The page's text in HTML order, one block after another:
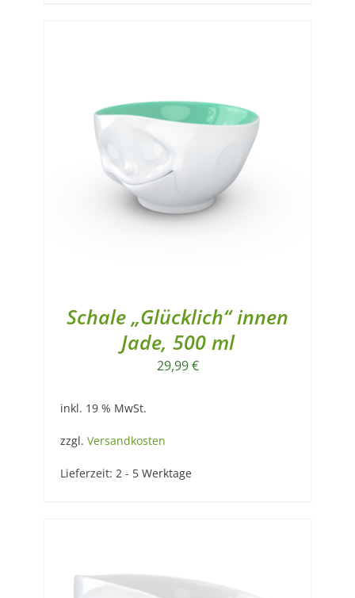
Schale „Glücklich“ innen
Jade, 500 ml
29,99€
inkl. 19 % MwSt.
zzgl. Versandkosten
Lieferzeit: 2 - 5 Werktage